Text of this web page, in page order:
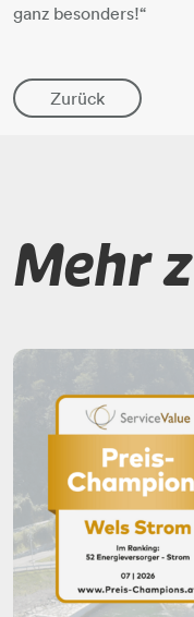
ganz besonders!“
Zurück
Mehr